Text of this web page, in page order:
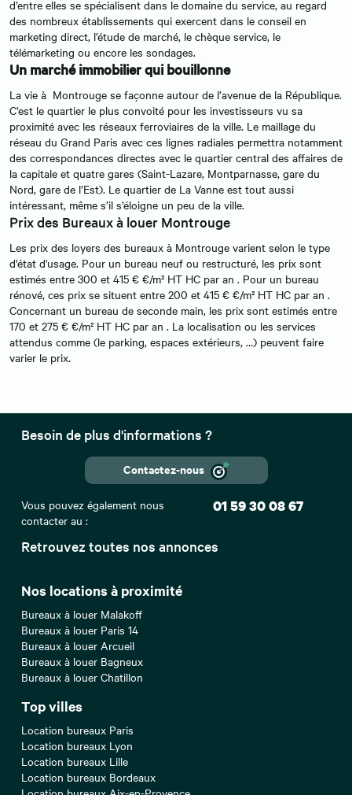
d’entre elles se spécialisent dans le domaine du service, au regard
des nombreux établissements qui exercent dans le conseil en
marketing direct, l’étude de marché, le chèque service, le
télémarketing ou encore les sondages.
Un marché immobilier qui bouillonne
La vie à Montrouge se façonne autour de l’avenue de la République.
C’est le quartier le plus convoité pour les investisseurs vu sa
proximité avec les réseaux ferroviaires de la ville. Le maillage du
réseau du Grand Paris avec ces lignes radiales permettra notamment
des correspondances directes avec le quartier central des affaires de
la capitale et quatre gares (Saint-Lazare, Montparnasse, gare du
Nord, gare de l’Est). Le quartier de La Vanne est tout aussi
intéressant, même s’il s’éloigne un peu de la ville.
Prix des Bureaux à louer Montrouge
Les prix des loyers des bureaux à Montrouge varient selon le type
d'état d'usage. Pour un bureau neuf ou restructuré, les prix sont
estimés entre 300 et 415 € €/m² HT HC par an . Pour un bureau
rénové, ces prix se situent entre 200 et 415 € €/m² HT HC par an .
Concernant un bureau de seconde main, les prix sont estimés entre
170 et 275 € €/m² HT HC par an . La localisation ou les services
attendus comme (le parking, espaces extérieurs, …) peuvent faire
varier le prix.
Retrouvez toutes nos annonces
Nos locations à proximité
Bureaux à louer Malakoff
Bureaux à louer Paris 14
Bureaux à louer Arcueil
Bureaux à louer Bagneux
Bureaux à louer Chatillon
Top villes
Location bureaux Paris
Location bureaux Lyon
Location bureaux Lille
Location bureaux Bordeaux
Besoin de plus d'informations ?
Contactez-nous
Vous pouvez également nous
contacter au :
01 59 30 08 67